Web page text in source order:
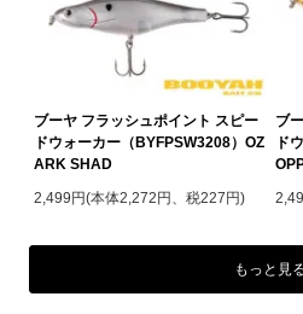
ブーヤ フラッシュポイント スピー
ドウォーカー（BYFPSW3208）OZ
ARK SHAD
2,499円(本体2,272円、税227円)
ブ
ド
もっと見